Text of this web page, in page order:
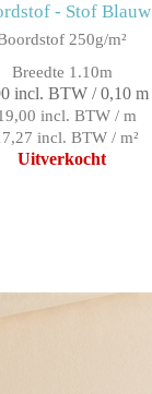
- Stof Blauw
250g/m²
Breedte 1.10m
incl. BTW / 0,10 m
incl. BTW / m
incl. BTW / m²
Uitverkocht